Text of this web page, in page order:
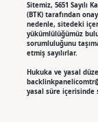
Sitemiz, 5651 Sayılı
(BTK) tarafından
nedenle, sitedeki
yükümlülüğümüz
sorumluluğunu
etmiş sayılırlar.
Hukuka ve yasal
yasal süre içerisinde